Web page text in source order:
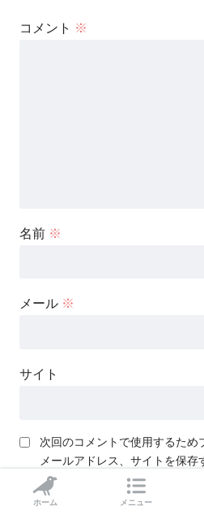
コメント ※
名前 ※
メール ※
サイト
次回のコメントで使用するため
メールアドレス、サイトを保存
ホーム メニュー